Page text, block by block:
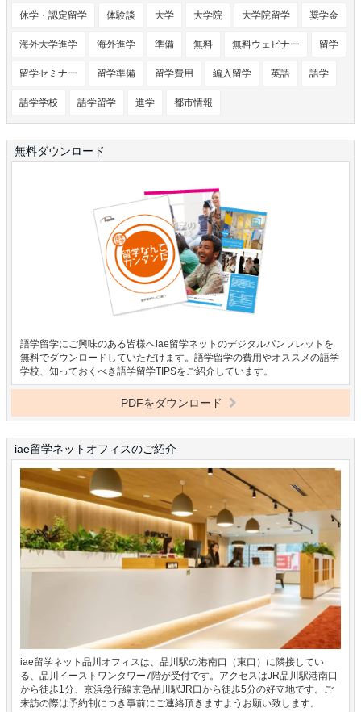
休学・認定留学 体験談 大学 大学院 大学院留学 奨学金
海外大学進学 海外進学 準備 無料 無料ウェビナー 留学
留学セミナー 留学準備 留学費用 編入留学 英語 語学
語学学校 語学留学 進学 都市情報
無料ダウンロード
語学留学にご興味のある皆様へiae留学ネットのデジタルパンフレットを
無料でダウンロードしていただけます。語学留学の費用やオススメの語学
学校、知っておくべき語学留学TIPSをご紹介しています。
PDFをダウンロード
iae留学ネットオフィスのご紹介
iae留学ネット品川オフィスは、品川駅の港南口（東口）に隣接してい
る、品川イーストワンタワー7階が受付です。アクセスはJR品川駅港南口
から徒歩1分、京浜急行線京急品川駅JR口から徒歩5分の好立地です。ご
来訪の際は予約制につき事前にご連絡頂きますようお願い致します。